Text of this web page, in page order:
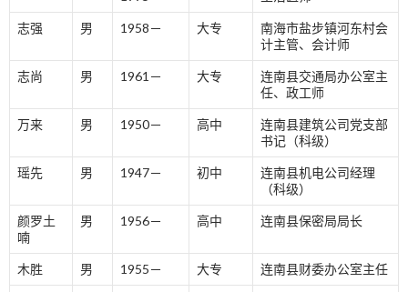
志强 男 1958－ 大专
南海市盐步镇河东村会
计主管、会计师
志尚 男 1961－ 大专
连南县交通局办公室主
任、政工师
万来 男 1950－ 高中
连南县建筑公司党支部
书记（科级）
瑶先 男 1947－ 初中
连南县机电公司经理
（科级）
颜罗土
喃
男 1956－ 高中 连南县保密局局长
木胜 男 1955－ 大专 连南县财委办公室主任